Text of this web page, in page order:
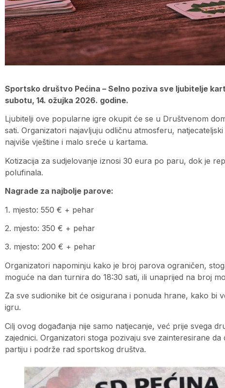
Sportsko društvo Pećina – Selno poziva sve ljubitelje
subotu, 14. ožujka 2026. godine.
Ljubitelji ove popularne igre okupit će se u Društvenom
sati. Organizatori najavljuju odličnu atmosferu, natjecateljski
najviše vještine i malo sreće u kartama.
Kotizacija za sudjelovanje iznosi 30 eura po paru, dok je
polufinala.
Nagrade za najbolje parove:
1. mjesto: 550 € + pehar
2. mjesto: 350 € + pehar
3. mjesto: 200 € + pehar
Organizatori napominju kako je broj parova ograničen,
moguće na dan turnira do 18:30 sati, ili unaprijed na broj
Za sve sudionike bit će osigurana i ponuda hrane, kako
igru.
Cilj ovog događanja nije samo natjecanje, već prije svega
zajednici. Organizatori stoga pozivaju sve zainteresirane
partiju i podrže rad sportskog društva.